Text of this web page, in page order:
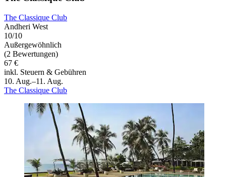
The Classique Club
Andheri West
10/10
Außergewöhnlich
(2 Bewertungen)
67 €
inkl. Steuern & Gebühren
10. Aug.–11. Aug.
The Classique Club